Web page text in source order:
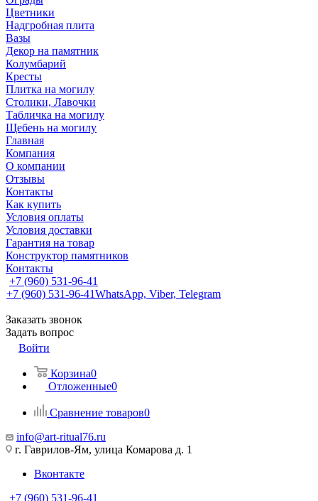
Цветники
Надгробная плита
Вазы
Декор на памятник
Колумбарий
Кресты
Плитка на могилу
Столики, Лавочки
Табличка на могилу
Щебень на могилу
Главная
Компания
О компании
Отзывы
Контакты
Как купить
Условия оплаты
Условия доставки
Гарантия на товар
Конструктор памятников
Контакты
+7 (960) 531-96-41
+7 (960) 531-96-41WhatsApp, Viber, Telegram
Заказать звонок
Задать вопрос
Войти
Корзина0
Отложенные0
Сравнение товаров0
info@art-ritual76.ru
г. Гаврилов-Ям, улица Комарова д. 1
Вконтакте
+7 (960) 531-96-41